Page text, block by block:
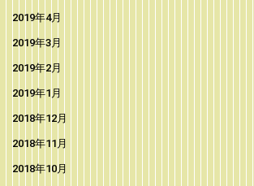
2019年4月
2019年3月
2019年2月
2019年1月
2018年12月
2018年11月
2018年10月